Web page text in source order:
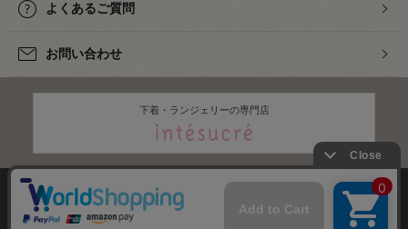
よくあるご質問
お問い合わせ
下着・ランジェリーの専門店
株式会社オカダヤ